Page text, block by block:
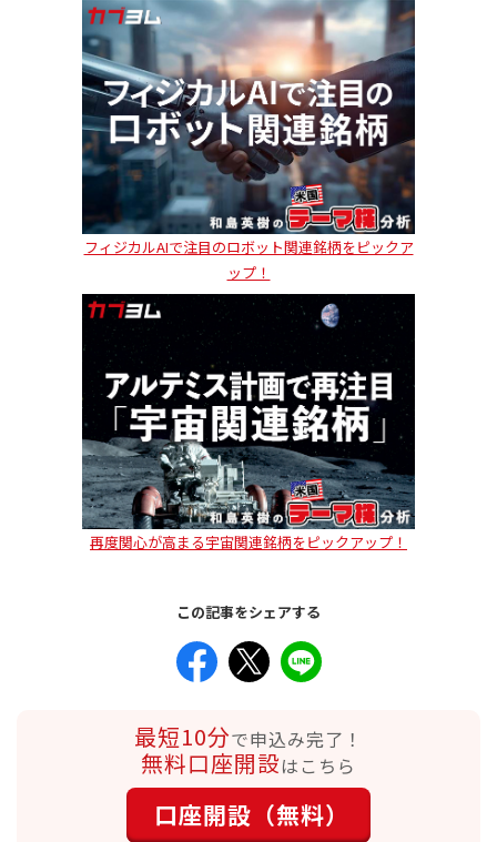
フィジカルAIで注目のロボット関連銘柄をピックア
ップ！
再度関心が高まる宇宙関連銘柄をピックアップ！
この記事をシェアする
最短10分で申込み完了！
無料口座開設はこちら
口座開設（無料）